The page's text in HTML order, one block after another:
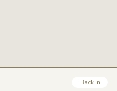
Back In